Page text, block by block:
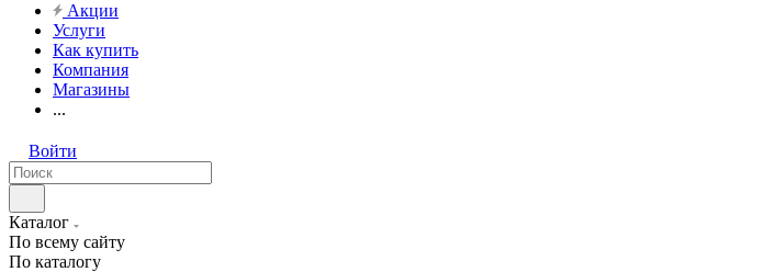
Акции
Услуги
Как купить
Компания
Магазины
...
Войти
Каталог
По всему сайту
По каталогу